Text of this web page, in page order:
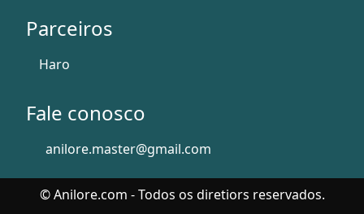
Parceiros
Haro
Fale conosco
anilore.master@gmail.com
© Anilore.com - Todos os diretiors reservados.